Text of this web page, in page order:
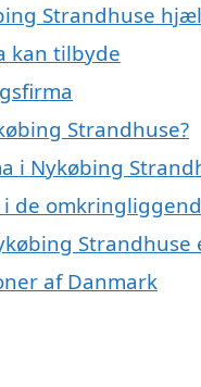
Strandhuse
kan tilbyde
Strandhuse?
i Nykøbing
af Danmark